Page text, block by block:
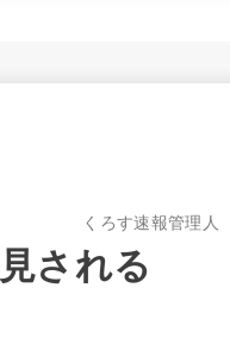
くろす速報管理人
される